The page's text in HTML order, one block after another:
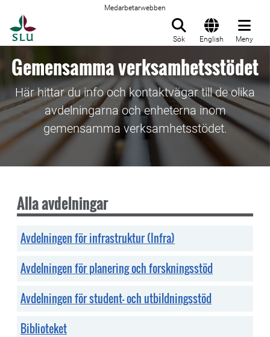
Medarbetarwebben
Sök English Meny
Gemensamma verksamhetsstödet
Här hittar du info och kontaktvägar till de olika
avdelningarna och enheterna inom
gemensamma verksamhetsstödet.
Alla avdelningar
Avdelningen för infrastruktur (Infra)
Avdelningen för planering och forskningsstöd
Avdelningen för student- och utbildningsstöd
Biblioteket